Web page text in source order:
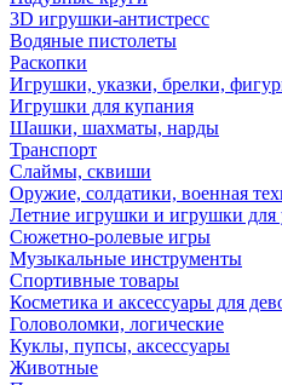
3D игрушки-антистресс
Водяные пистолеты
Раскопки
Игрушки, указки, брелки,
Игрушки для купания
Шашки, шахматы, нарды
Транспорт
Слаймы, сквиши
Оружие, солдатики, военная
Летние игрушки и игрушки для
Сюжетно-ролевые игры
Музыкальные инструменты
Спортивные товары
Косметика и аксессуары для
Головоломки, логические
Куклы, пупсы, аксессуары
Животные